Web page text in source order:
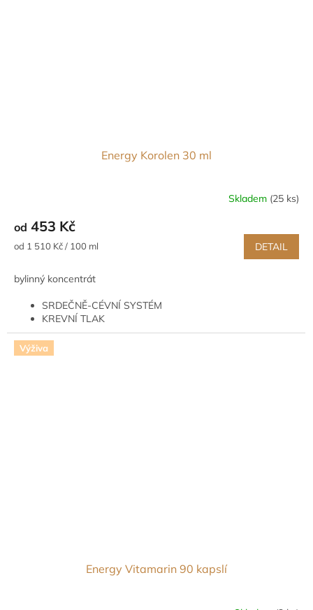
Energy Korolen 30 ml
Skladem (25 ks)
od 453 Kč
Měrná
od 1 510 Kč / 100 ml DETAIL
bylinný koncentrát
SRDEČNĚ-CÉVNÍ SYSTÉM
KREVNÍ TLAK
MOZEK
DUŠEVNÍ ROVNOVÁHA
Výživa
Energy Vitamarin 90 kapslí